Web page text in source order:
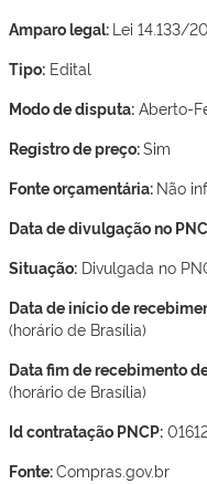
Amparo legal: Lei 14.133/
Tipo: Edital
Modo de disputa: Aberto-
Registro de preço:Sim
Fonte orçamentária: Não
Data de divulgação no
Situação: Divulgada no
Data de início de
(horário de Brasília)
Data fim de recebimento
(horário de Brasília)
Id contratação PNCP:
Fonte:Compras.gov.br